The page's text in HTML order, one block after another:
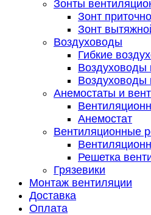
Зонты
Зонт
Зонт
Воздуховоды
Гибкие
Воздуховоды
Воздуховоды
Анемостаты и
Анемостат
Вентиляционные
Решетка
Грязевики
Монтаж вентиляции
Доставка
Оплата